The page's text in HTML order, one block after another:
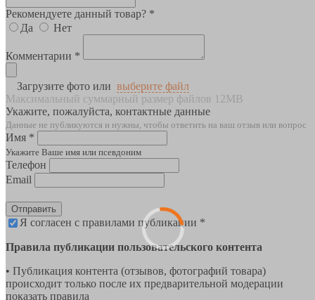
Рекомендуете данный товар? *
Да
Нет
Комментарии *
Загрузите фото или выберите файл
Максимальный суммарный размер файлов 12MB
Укажите, пожалуйста, контактные данные
Данные не публикуются и нужны, чтобы ответить на ваш отзыв или вопрос
Имя *
Укажите Ваше имя или псевдоним
Телефон
Email
Отправить
Я согласен с правилами публикации *
Правила публикации пользовательского контента
• Публикация контента (отзывов, фотографий товара)
происходит только после их предварительной модерации
показать правила